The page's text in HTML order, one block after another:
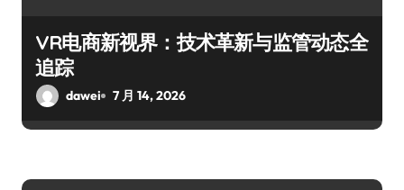
VR电商新视界：技术革新与监管动态全
追踪
dawei 7 月 14, 2026